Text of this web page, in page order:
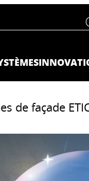
de façade